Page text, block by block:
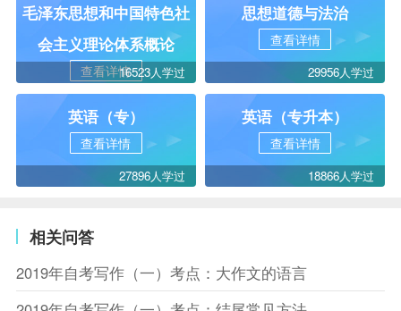
毛泽东思想和中国特色社
会主义理论体系概论
查看详情16523人学过
思想道德与法治
查看详情
29956人学过
英语（专）
查看详情
27896人学过
英语（专升本）
查看详情
18866人学过
相关问答
2019年自考写作（一）考点：大作文的语言